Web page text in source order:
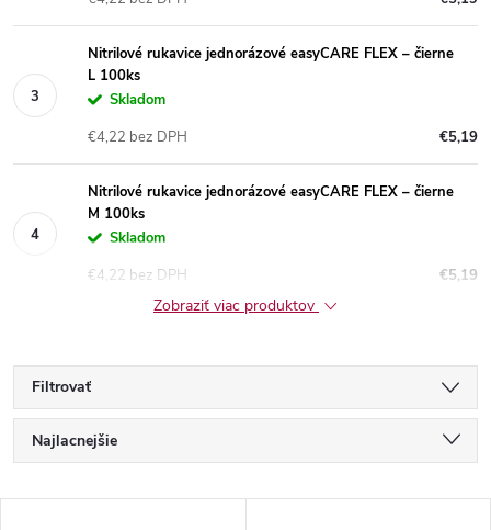
Nitrilové rukavice jednorázové easyCARE FLEX – čierne
L 100ks
Skladom
€5,19
€4,22 bez DPH
Nitrilové rukavice jednorázové easyCARE FLEX – čierne
M 100ks
Skladom
€5,19
€4,22 bez DPH
Zobraziť viac produktov
Filtrovať
R
a
Najlacnejšie